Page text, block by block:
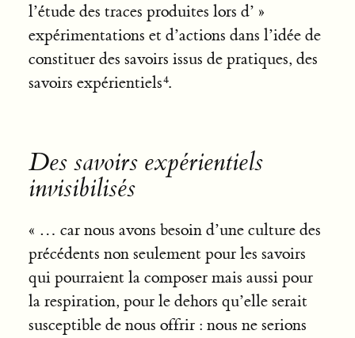
l’étude des traces produites lors d’ »
expérimentations et d’actions dans l’idée de
constituer des savoirs issus de pratiques, des
savoirs expérientiels .
Des savoirs expérientiels
invisibilisés
« … car nous avons besoin d’une culture des
précédents non seulement pour les savoirs
qui pourraient la composer mais aussi pour
la respiration, pour le dehors qu’elle serait
susceptible de nous offrir : nous ne serions